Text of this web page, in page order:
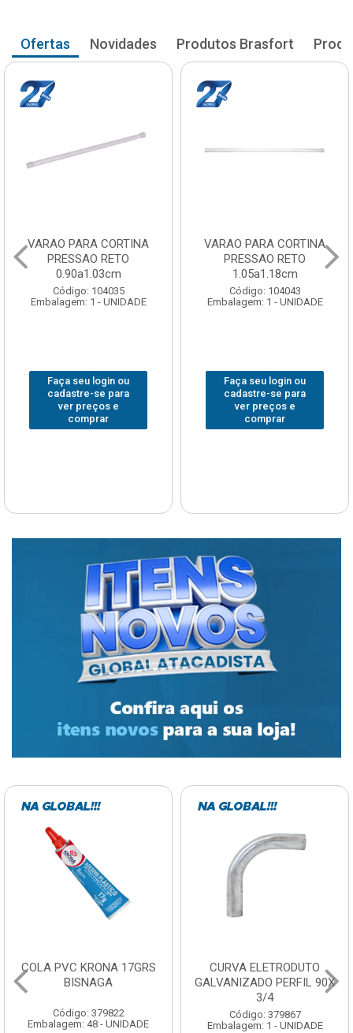
Ofertas Novidades Produtos Brasfort
VARAO PARA CORTINA
PRESSAO RETO
1.05a1.18cm
Código: 104043
Embalagem: 1 - UNIDADE
Faça seu login ou
cadastre-se para
ver preços e
comprar
VARAO PARA CORTINA
PRESSAO RETO
1.20a1.33cm
Código: 104051
Embalagem: 1 - UNIDADE
Faça seu login ou
cadastre-se para
ver preços e
comprar
CURVA ELETRODUTO
GALVANIZADO PERFIL 90X
Código: 379867
Embalagem: 1 - UNIDADE
SOQUETE COM
FOTOCELULA EXATRON
COM SENSOR SPT0E27XC
Código: 379788
Embalagem: 1 - UNIDADE